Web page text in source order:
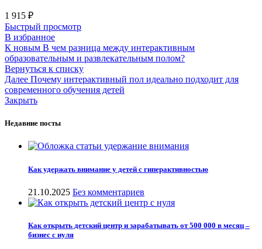
1 915 ₽
Быстрый просмотр
В избранное
К новым В чем разница между интерактивным
образовательным и развлекательным полом?
Вернуться к списку
Далее Почему интерактивный пол идеально подходит для
современного обучения детей
Закрыть
Недавние посты
Как удержать внимание у детей с гиперактивностью
21.10.2025 Без комментариев
Как открыть детский центр и зарабатывать от 500 000 в месяц –
бизнес с нуля